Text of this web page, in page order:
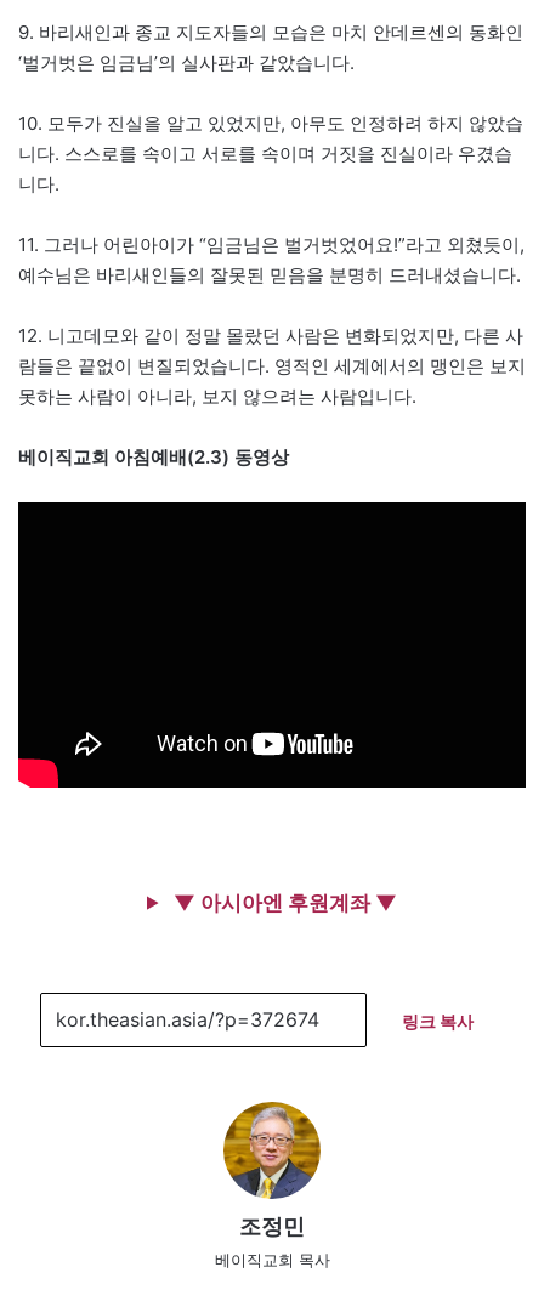
9. 바리새인과 종교 지도자들의 모습은 마치 안데르센의 동화인
‘벌거벗은 임금님’의 실사판과 같았습니다.
10. 모두가 진실을 알고 있었지만, 아무도 인정하려 하지 않았습
니다. 스스로를 속이고 서로를 속이며 거짓을 진실이라 우겼습
니다.
11. 그러나 어린아이가 “임금님은 벌거벗었어요!”라고 외쳤듯이,
예수님은 바리새인들의 잘못된 믿음을 분명히 드러내셨습니다.
12. 니고데모와 같이 정말 몰랐던 사람은 변화되었지만, 다른 사
람들은 끝없이 변질되었습니다. 영적인 세계에서의 맹인은 보지
못하는 사람이 아니라, 보지 않으려는 사람입니다.
베이직교회 아침예배(2.3) 동영상
▼ 아시아엔 후원계좌 ▼
링크 복사
조정민
베이직교회 목사